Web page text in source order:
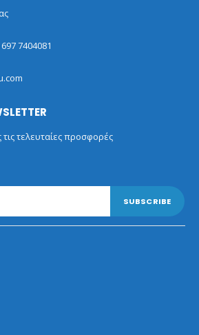
7404081
τελευταίες προσφορές